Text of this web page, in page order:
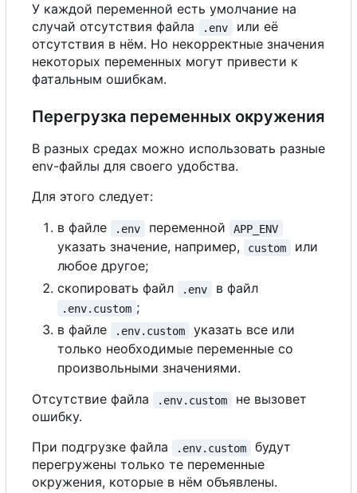
У каждой переменной есть умолчание на
случай отсутствия файла
.env
или её
отсутствия в нём. Но некорректные значения
некоторых переменных могут привести к
фатальным ошибкам.
Перегрузка переменных окружения
В разных средах можно использовать разные
env-файлы для своего удобства.
Для этого следует:
в файле
.env переменной APP_ENV
указать значение, например, custom
или
любое другое;
скопировать файл
.env в файл
.env.custom ;
в файле
.env.custom
указать все или
только необходимые переменные со
произвольными значениями.
Отсутствие файла
.env.custom
не вызовет
ошибку.
При подгрузке файла
.env.custom
будут
перегружены только те переменные
окружения, которые в нём объявлены.